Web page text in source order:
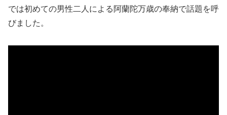
では初めての男性二人による阿蘭陀万歳の奉納で話題を呼
びました。